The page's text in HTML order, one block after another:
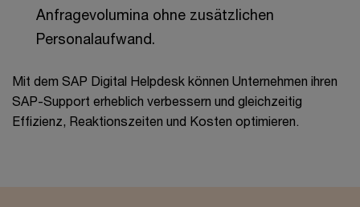
Anfragevolumina ohne zusätzlichen
Personalaufwand.
Mit dem SAP Digital Helpdesk können Unternehmen ihren
SAP-Support erheblich verbessern und gleichzeitig
Effizienz, Reaktionszeiten und Kosten optimieren.